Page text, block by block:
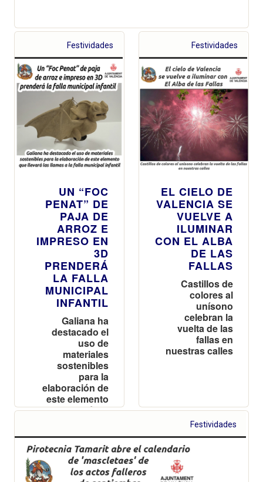
Festividades
UN “FOC
PENAT” DE
PAJA DE
ARROZ E
IMPRESO EN
3D
PRENDERÁ
LA FALLA
MUNICIPAL
INFANTIL
Galiana ha
destacado el
uso de
materiales
sostenibles
para la
elaboración de
este elemento
que llevará las
infantil
Festividades
EL CIELO DE
VALENCIA SE
VUELVE A
ILUMINAR
CON EL ALBA
DE LAS
FALLAS
Castillos de
colores al
unísono
celebran la
vuelta de las
fallas en
nuestras calles
Festividades